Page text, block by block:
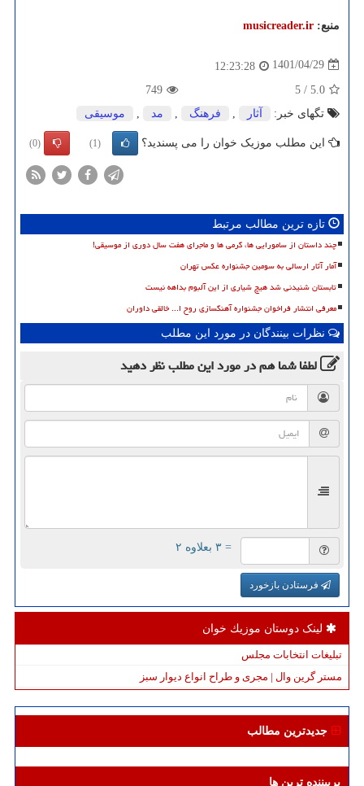
منبع: musicreader.ir
1401/04/29
12:23:28
5.0
/
5
749
تگهای خبر:
آثار فرهنگ مد موسیقی
این مطلب موزیک خوان را می پسندید؟ (1)
(0)
تازه ترین مطالب مرتبط
چند داستان از سامورایی ها، گرمی ها و ماجرای هفت سال دوری از موسیقی!
آمار آثار ارسالی به سومین جشنواره عکس تهران
تابستان شنیدنی شد هیچ شیاری از این آلبوم بداهه نیست
معرفی انتشار فراخوان جشنواره آهنگسازی روح ا... خالقی داوران
نظرات بینندگان در مورد این مطلب
لطفا شما همدر مورد این مطلبنظر دهید
= ۳ بعلاوه ۲
فرستادن بازخورد
لینک دوستان موزیك خوان
تبلیغات انتخابات مجلس
مستر گرین وال | مجری و طراح انواع دیوار سبز
جدیدترین مطالب
پربیننده ترین ها